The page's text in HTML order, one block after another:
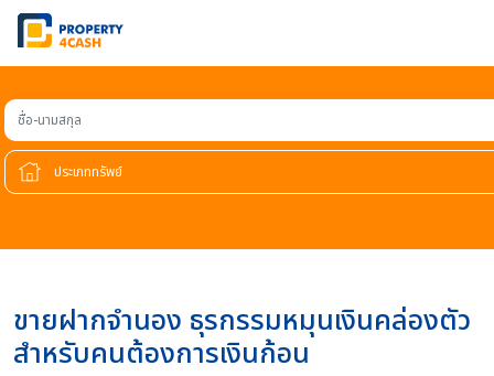
ชื่อ-นามสกุล
ขายฝากจำนอง ธุรกรรมหมุนเงินคล่องตัว
สำหรับคนต้องการเงินก้อน